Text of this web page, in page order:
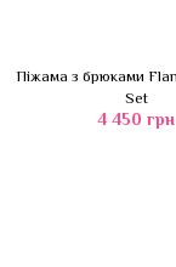
Піжама з брюками
Set
4 450 грн